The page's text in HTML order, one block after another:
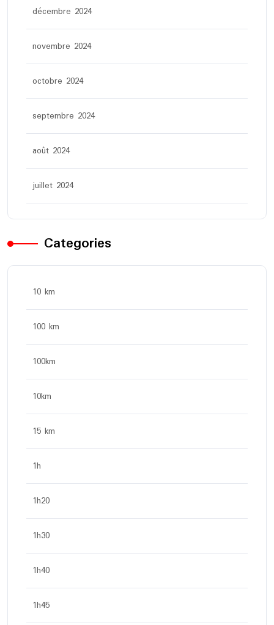
décembre 2024
novembre 2024
octobre 2024
septembre 2024
août 2024
juillet 2024
Categories
10 km
100 km
100km
10km
15 km
1h
1h20
1h30
1h40
1h45